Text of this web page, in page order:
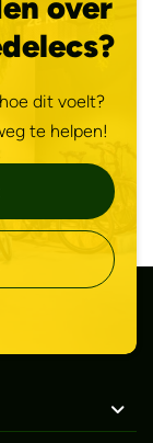
dit voelt?
te helpen!